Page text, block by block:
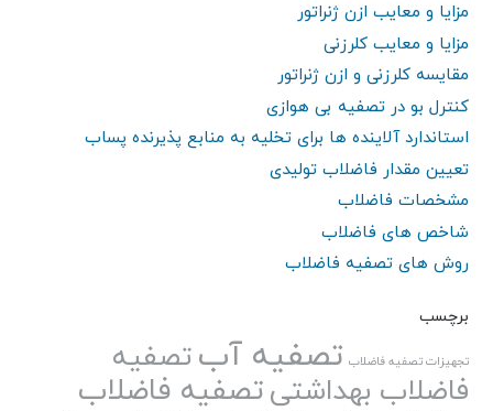
مزایا و معایب ازن ژنراتور
مزایا و معایب کلرزنی
مقایسه کلرزنی و ازن ژنراتور
کنترل بو در تصفیه بی هوازی
استاندارد آلاینده ها برای تخلیه به منابع پذیرنده پساب
تعیین مقدار فاضلاب تولیدی
مشخصات فاضلاب
شاخص های فاضلاب
روش های تصفیه فاضلاب
برچسب
تجهیزات تصفیه فاضلاب تصفیه آبتصفیه
فاضلاب بهداشتیتصفیه فاضلاب